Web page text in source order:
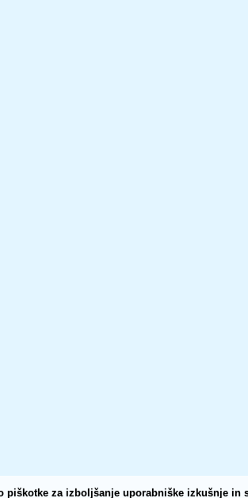
piškotke za izboljšanje uporabniške izkušnje in